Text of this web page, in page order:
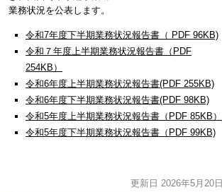
業務状況を公表します。
令和7年度下半期業務状況報告書（ PDF 96KB)
令和７年度上半期業務状況報告書（PDF
254KB）
令和6年度上半期業務状況報告書(PDF 255KB)
令和6年度下半期業務状況報告書(PDF 98KB)
令和5年度上半期業務状況報告書（PDF 85KB）
令和5年度下半期業務状況報告書（PDF 99KB)
更新日 2026年5月20日